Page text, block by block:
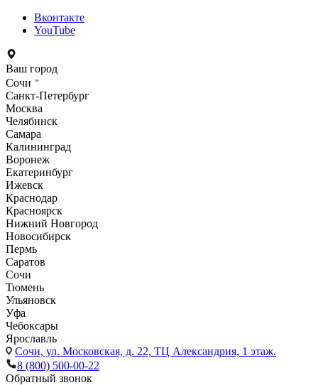
Вконтакте
YouTube
Ваш город
Сочи
Санкт-Петербург
Москва
Челябинск
Самара
Калининград
Воронеж
Екатеринбург
Ижевск
Краснодар
Красноярск
Нижний Новгород
Новосибирск
Пермь
Саратов
Сочи
Тюмень
Ульяновск
Уфа
Чебоксары
Ярославль
Сочи, ул. Московская, д. 22, ТЦ Александрия, 1 этаж.
8 (800) 500-00-22
Обратный звонок